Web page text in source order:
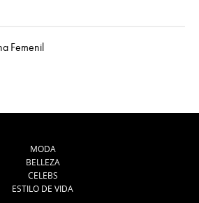
Femenil
MODA
BELLEZA
CELEBS
ESTILO DE VIDA